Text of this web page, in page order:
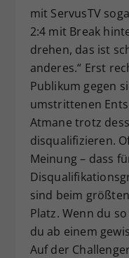
mit ServusTV
2:4 mit Break
drehen, das ist
anderes.“ Erst
Publikum gegen
umstrittenen
Atmane trotz
disqualifizieren.
Meinung – dass
sind beim
Platz. Wenn du
du ab einem
Auf der